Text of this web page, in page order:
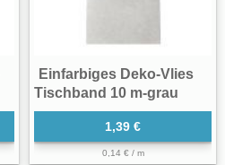
Einfarbiges Deko-Vlies
Tischband 10 m-grau
1,39 €
0,14 € / m